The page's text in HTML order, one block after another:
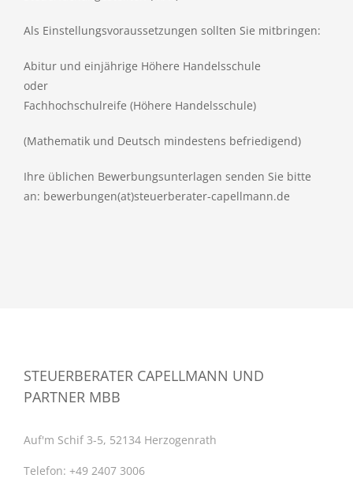
Als Einstellungsvoraussetzungen sollten Sie mitbringen:
Abitur und einjährige Höhere Handelsschule
oder
Fachhochschulreife (Höhere Handelsschule)
(Mathematik und Deutsch mindestens befriedigend)
Ihre üblichen Bewerbungsunterlagen senden Sie bitte
an: bewerbungen(at)steuerberater-capellmann.de
STEUERBERATER CAPELLMANN UND
PARTNER MBB
Auf'm Schif 3-5, 52134 Herzogenrath
Telefon: +49 2407 3006